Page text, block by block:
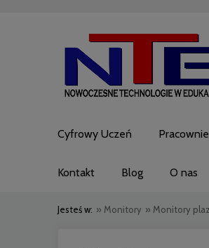
Cyfrowy Uczeń
Kontakt Blog O nas
Jesteś w: » Monitory » Monitory